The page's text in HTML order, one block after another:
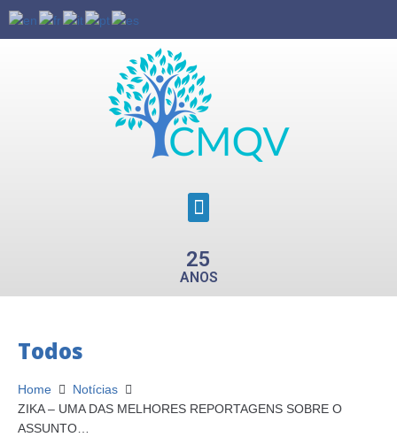
25
ANOS
Todos
Home
Notícias
ZIKA – UMA DAS MELHORES REPORTAGENS SOBRE O
ASSUNTO…